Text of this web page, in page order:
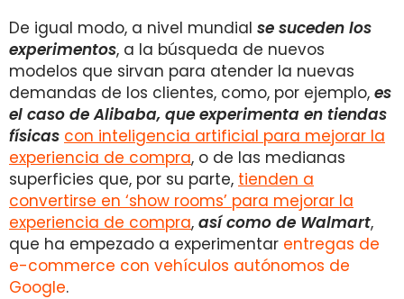
De igual modo, a nivel mundial se suceden los
experimentos, a la búsqueda de nuevos
modelos que sirvan para atender la nuevas
demandas de los clientes, como, por ejemplo, es
el caso de Alibaba, que experimenta en tiendas
físicas con inteligencia artificial para mejorar la
experiencia de compra, o de las medianas
superficies que, por su parte, tienden a
convertirse en ‘show rooms’ para mejorar la
experiencia de compra, así como de Walmart,
que ha empezado a experimentar entregas de
e-commerce con vehículos autónomos de
Google.